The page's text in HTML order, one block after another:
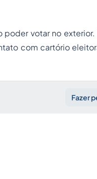
poder votar no
com cartório
Fazer